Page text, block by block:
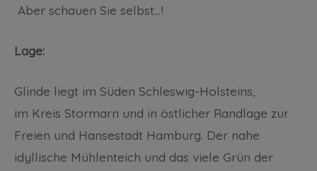
Aber schauen Sie selbst…!
Lage:
Glinde liegt im Süden Schleswig-Holsteins,
im Kreis Stormarn und in östlicher Randlage zur
Freien und Hansestadt Hamburg. Der nahe
idyllische Mühlenteich und das viele Grün der